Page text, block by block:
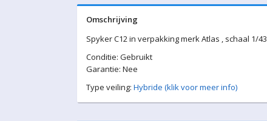
Omschrijving
Spyker C12 in verpakking merk Atlas , schaal 1/43
Conditie: Gebruikt
Garantie: Nee
Type veiling: Hybride (klik voor meer info)